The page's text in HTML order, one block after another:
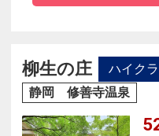
につきましては、屋
ご容赦願います。
柳生の庄
ハイク
静岡 修善寺温泉